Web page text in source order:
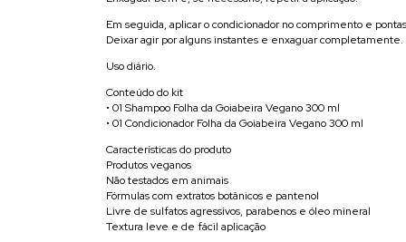
Em seguida, aplicar o condicionador no comprimento e
Deixar agir por alguns instantes e enxaguar completamente.
Uso diário.
Conteúdo do kit
• 01 Shampoo Folha da Goiabeira Vegano 300 ml
• 01 Condicionador Folha da Goiabeira Vegano 300 ml
Características do produto
Produtos veganos
Não testados em animais
Fórmulas com extratos botânicos e pantenol
Livre de sulfatos agressivos, parabenos e óleo mineral
Textura leve e de fácil aplicação